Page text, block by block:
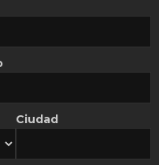
Libre por costos
Ciudad